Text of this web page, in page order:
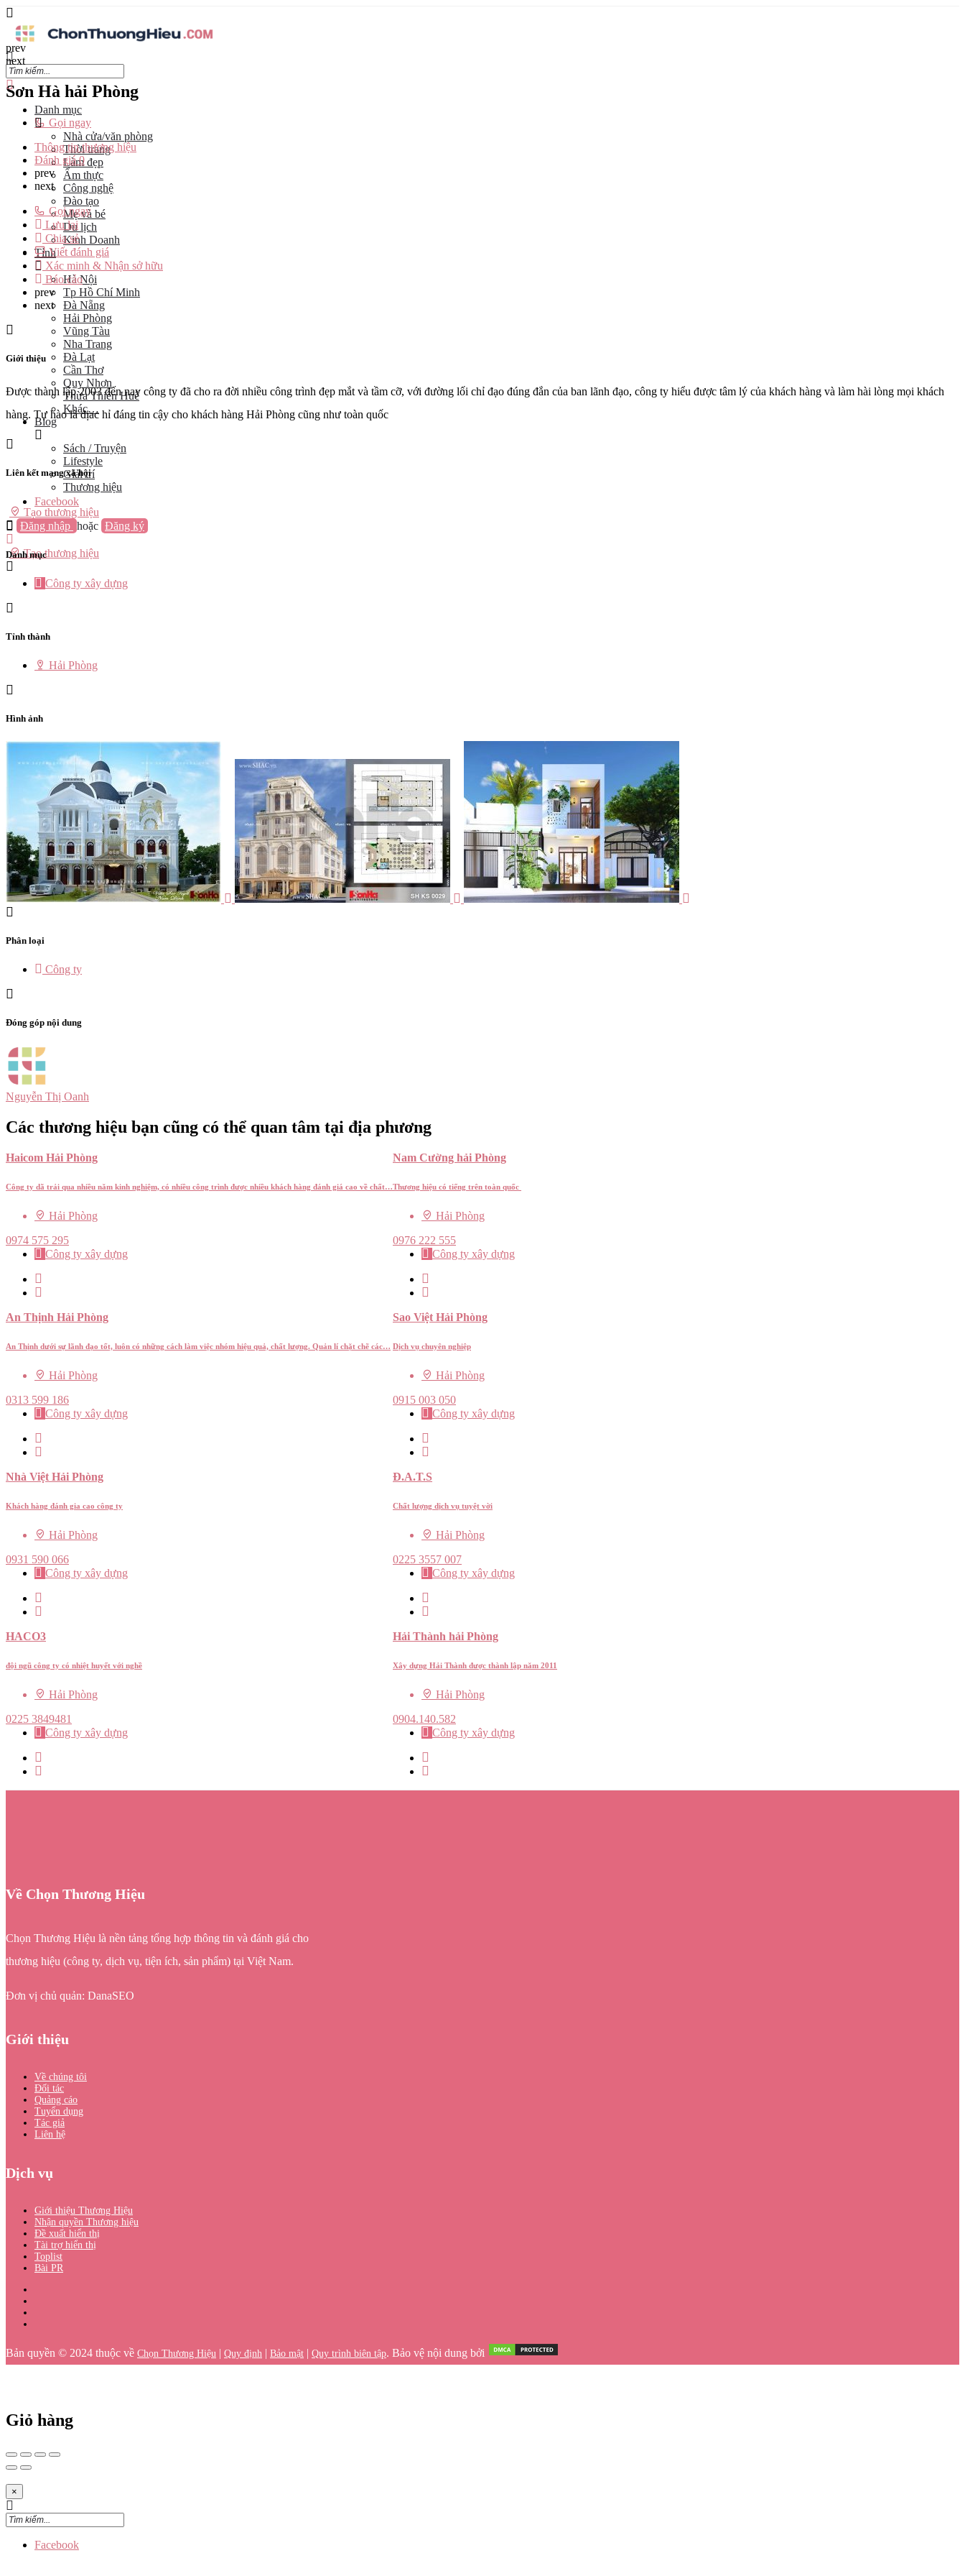
Danh mục
Nhà cửa/văn phòng
Thời trang
Làm đẹp
Ẩm thực
Công nghệ
Đào tạo
Mẹ và bé
Du lịch
Kinh Doanh
Tỉnh
Hà Nội
Tp Hồ Chí Minh
Đà Nẵng
Hải Phòng
Vũng Tàu
Nha Trang
Đà Lạt
Cần Thơ
Quy Nhơn
Thừa Thiên Huế
Khác…
Blog
Sách / Truyện
Lifestyle
Giải trí
Thương hiệu
Tạo thương hiệu
Đăng nhập hoặc Đăng ký
Tạo thương hiệu
prev
next
Sơn Hà hải Phòng
Gọi ngay
Thông tin thương hiệu
Đánh giá0
prev
next
Gọi ngay
Lưu lại
Chia sẻ
Viết đánh giá
Xác minh & Nhận sở hữu
Báo cáo
prev
next
Giới thiệu
Được thành lập 2003 đến nay công ty đã cho ra đời nhiều công trình đẹp mắt và tầm cỡ, với đường lối chỉ đạo đúng đắn của ban lãnh đạo, công ty hiểu được tâm lý của khách hàng và làm hài lòng mọi khách
hàng. Tự hào là địac hỉ đáng tin cậy cho khách hàng Hải Phòng cũng như toàn quốc
Liên kết mạng xã hội
Facebook
Danh mục
Công ty xây dựng
Tỉnh thành
Hải Phòng
Hình ảnh
Phân loại
Công ty
Đóng góp nội dung
Nguyễn Thị Oanh
Các thương hiệu bạn cũng có thể quan tâm tại địa phương
Haicom Hải Phòng
Công ty dã trải qua nhiều năm kinh nghiệm, có nhiều công trình được nhiều khách hàng đánh giá cao về chất…
Hải Phòng
0974 575 295
Công ty xây dựng
Nam Cường hải Phòng
Thương hiệu có tiếng trên toàn quốc
Hải Phòng
0976 222 555
Công ty xây dựng
An Thịnh Hải Phòng
An Thịnh dưới sự lãnh đạo tốt, luôn có những cách làm việc nhóm hiệu quả, chất lượng. Quản lí chặt chẽ các…
Hải Phòng
0313 599 186
Công ty xây dựng
Sao Việt Hải Phòng
Dịch vụ chuyên nghiệp
Hải Phòng
0915 003 050
Công ty xây dựng
Nhà Việt Hải Phòng
Khách hàng đánh gia cao công ty
Hải Phòng
0931 590 066
Công ty xây dựng
Đ.A.T.S
Chất lượng dịch vụ tuyệt vời
Hải Phòng
0225 3557 007
Công ty xây dựng
HACO3
đội ngũ công ty có nhiệt huyết với nghề
Hải Phòng
0225 3849481
Công ty xây dựng
Hải Thành hải Phòng
Xây dựng Hải Thành được thành lập năm 2011
Hải Phòng
0904.140.582
Công ty xây dựng
Về Chọn Thương Hiệu
Chọn Thương Hiệu là nền tảng tổng hợp thông tin và đánh giá cho
thương hiệu (công ty, dịch vụ, tiện ích, sản phẩm) tại Việt Nam.
Đơn vị chủ quản: DanaSEO
Giới thiệu
Về chúng tôi
Đối tác
Quảng cáo
Tuyển dụng
Tác giả
Liên hệ
Dịch vụ
Giới thiệu Thương Hiệu
Nhận quyền Thương hiệu
Đề xuất hiển thị
Tài trợ hiển thị
Toplist
Bài PR
Bản quyền © 2024 thuộc về Chọn Thương Hiệu | Quy định | Bảo mật | Quy trình biên tập. Bảo vệ nội dung bởi
Giỏ hàng
×
Facebook